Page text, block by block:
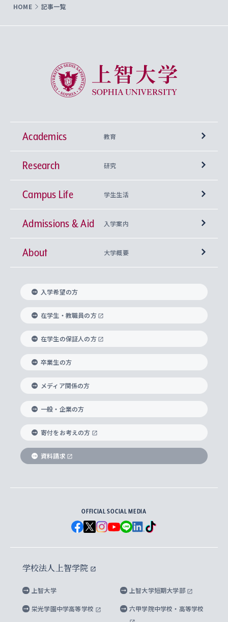
HOME 記事一覧
上智大学 Sophia University
Academics 教育
学部
神学部
文学部
総合人間科学部
経済学部
外国語学部
総合グローバル学部
国際教養学部
理工学部
Futures） – 持続可能な未来を考える６学科連携
興味から学科を探す
上智大学の全学共通教育
基盤教育センター
キリスト教人間学
身体知
思考と表現
データサイエンス
上智大学の語学教育
言語教育研究センター
上智大学のグローバル教育
グローバル教育センター
上智大学で学ぶ
海外で学ぶ
学びのサポート
大学院
神学研究科
実践宗教学研究科
総合人間科学研究科
経済学研究科
グローバル・スタディーズ研究科
助産学専攻科
生涯学習
Research 研究
研究所 等
キリスト教文化研究所
中世思想研究所
国際言語情報研究所
グローバル・コンサーン研究所
比較文化研究所
ヨーロッパ研究所
アジア文化研究所
アメリカ・カナダ研究所
メディア・ジャーナリズム研究所
水稀少社会研究センター
先進機械・構造材料イノベーションセンター
Sophia Open Research Weeks (SORW)
産官学連携
知的財産
研究支援制度
重点領域研究・自由課題研究
研究活動に関する法令・研究費の使用について
Campus Life 学生生活
学期区分と授業時間割
課外活動
課外教育プログラム
ボランティア活動
グローバルな学びのコミュニティ
学生の相談窓口
心身の健康相談
ハラスメント防止の取り組み
障がいのある学生への支援
キャリア形成サポート
キャリア形成支援プログラム
就職（内定先）・進路統計
企業の採用ご担当者様へのご案内
住まいのサポート
Admissions & Aid 入学案内
上智大学で取得できる学位
入れの方針）
科目等履修生
研究生・外国人特別研究生・国費留学生
交換留学生(海外大学から上智大学で学ぶ)
ノンディグリー生
Sophia Short-term Program受講生
学費・奨学金
学部入学前に出願する奨学金
国による高等教育の修学支援新制度
大学院生対象の奨学金
海外留学する際の費用と奨学金
About 大学概要
理事長・学長メッセージ
学長・副学長紹介
上智大学の精神
上智大学の理念
上智大学の沿革
ソフィア・アーカイブズ
上智大学とカトリック
グローバルエンゲージメント
上智大学を訪れた世界の知性
国連Weeks・アフリカWeeks
ダイバーシティ＆サステナビリティへの取り組み
上智大学公式ソーシャルメディア
学校法人上智学院について
数字で見る上智大学
上智大学のネットワーク
父母・保証人とのネットワーク
学外とのネットワーク
上智大学の出版物
上智大学大学案内・大学院案内
英文広報誌 SOPHIA magazine
上智大学のビジュアル・アイデンティティ
上智大学ビジュアル・アイデンティティ
上智大学校歌 ・上智大学学生歌
上智大学への取材・キャンパスでの撮影について
上智大学の公開情報
上智大学の教育研究活動等の情報公表
キャンパス案内
入学希望の方
在学生・教職員の方
在学生の保証人の方
卒業生の方
メディア関係の方
一般・企業の方
寄付をお考えの方
資料請求
OFFICIAL SOCIAL MEDIA
学校法人上智学院
上智大学 上智大学短期大学部
栄光学園中学高等学校 六甲学院中学校・高等学校